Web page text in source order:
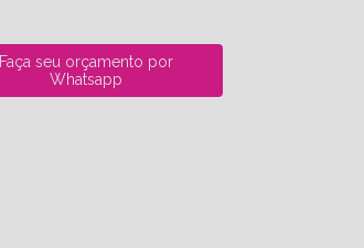
Faça seu orçamento por
Whatsapp